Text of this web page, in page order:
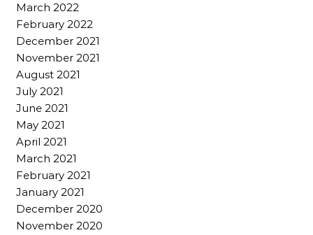
March 2022
February 2022
December 2021
November 2021
August 2021
July 2021
June 2021
May 2021
April 2021
March 2021
February 2021
January 2021
December 2020
November 2020